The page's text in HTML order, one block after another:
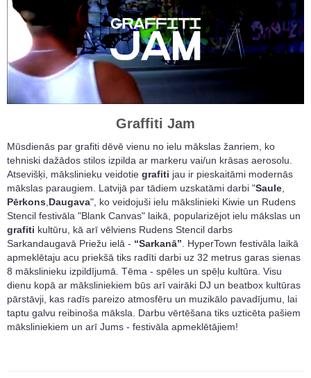
Graffiti Jam
Mūsdienās par grafiti dēvē vienu no ielu mākslas žanriem, ko
tehniski dažādos stilos izpilda ar markeru vai/un krāsas aerosolu.
Atsevišķi, mākslinieku veidotie grafiti jau ir pieskaitāmi modernās
mākslas paraugiem. Latvijā par tādiem uzskatāmi darbi "Saule
Pērkons Daugava", ko veidojuši ielu mākslinieki Kiwie un Rudens
Stencil festivāla "Blank Canvas" laikā, popularizējot ielu mākslas un
grafiti kultūru, kā arī vēlviens Rudens Stencil darbs
Sarkandaugavā Priežu ielā - “Sarkanā” . HyperTown festivāla laikā
apmeklētaju acu priekšā tiks radīti darbi uz 32 metrus garas sienas
8 mākslinieku izpildījumā. Tēma - spēles un spēļu kultūra. Visu
dienu kopā ar māksliniekiem būs arī vairāki DJ un beatbox kultūras
pārstāvji, kas radīs pareizo atmosfēru un muzikālo pavadījumu, lai
taptu galvu reibinoša māksla. Darbu vērtēšana tiks uzticēta pašiem
māksliniekiem un arī Jums - festivāla apmeklētājiem!